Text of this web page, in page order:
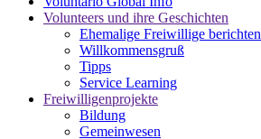
Volunteers und ihre Geschichten
Ehemalige Freiwillige berichten
Willkommensgruß
Tipps
Service Learning
Freiwilligenprojekte
Bildung
Gemeinwesen